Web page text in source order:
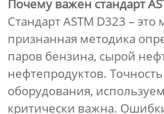
Почему важен стандарт
Стандарт ASTM D323 –
признанная методика
паров бензина, сырой
нефтепродуктов.
оборудования,
критически важна.